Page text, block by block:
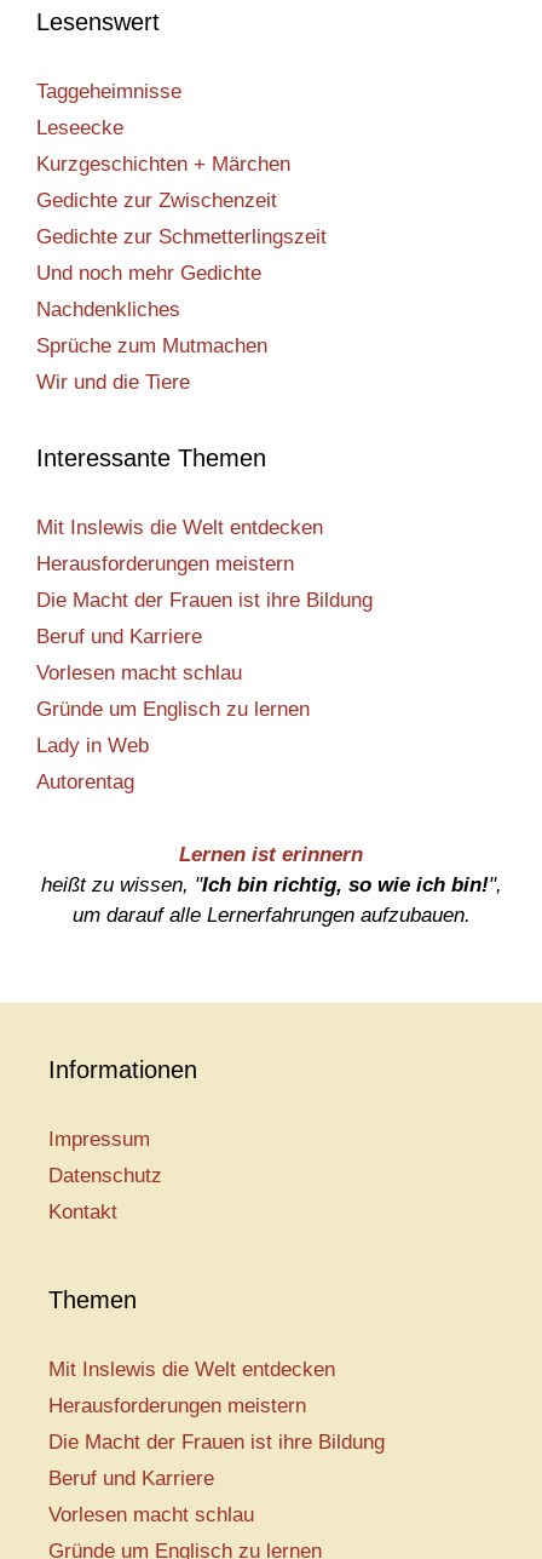
Lesenswert
Taggeheimnisse
Leseecke
Kurzgeschichten + Märchen
Gedichte zur Zwischenzeit
Gedichte zur Schmetterlingszeit
Und noch mehr Gedichte
Nachdenkliches
Sprüche zum Mutmachen
Wir und die Tiere
Interessante Themen
Mit Inslewis die Welt entdecken
Herausforderungen meistern
Die Macht der Frauen ist ihre Bildung
Beruf und Karriere
Vorlesen macht schlau
Gründe um Englisch zu lernen
Lady in Web
Autorentag
Lernen ist erinnern
heißt zu wissen, "Ich bin richtig, so wie ich bin!",
um darauf alle Lernerfahrungen aufzubauen.
Informationen
Impressum
Datenschutz
Kontakt
Themen
Mit Inslewis die Welt entdecken
Herausforderungen meistern
Die Macht der Frauen ist ihre Bildung
Beruf und Karriere
Vorlesen macht schlau
Gründe um Englisch zu lernen